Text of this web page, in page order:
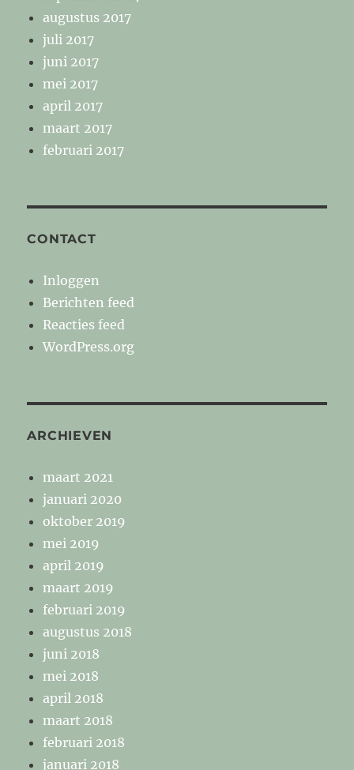
augustus 2017
juli 2017
juni 2017
mei 2017
april 2017
maart 2017
februari 2017
CONTACT
Inloggen
Berichten feed
Reacties feed
WordPress.org
ARCHIEVEN
maart 2021
januari 2020
oktober 2019
mei 2019
april 2019
maart 2019
februari 2019
augustus 2018
juni 2018
mei 2018
april 2018
maart 2018
februari 2018
januari 2018